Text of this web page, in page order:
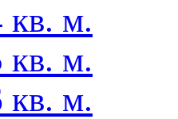
кв. м.
кв. м.
кв. м.